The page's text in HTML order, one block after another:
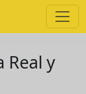
Real y